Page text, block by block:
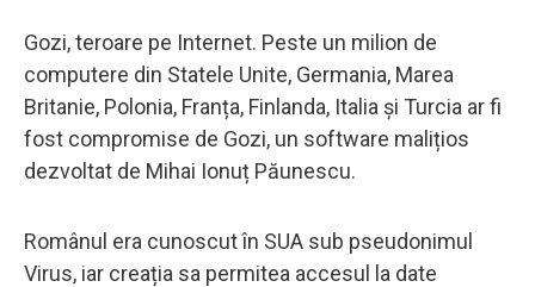
Gozi, teroare pe Internet. Peste un milion de
computere din Statele Unite, Germania, Marea
Britanie, Polonia, Franța, Finlanda, Italia și Turcia ar fi
fost compromise de Gozi, un software malițios
dezvoltat de Mihai Ionuț Păunescu.
Românul era cunoscut în SUA sub pseudonimul
Virus, iar creația sa permitea accesul la date